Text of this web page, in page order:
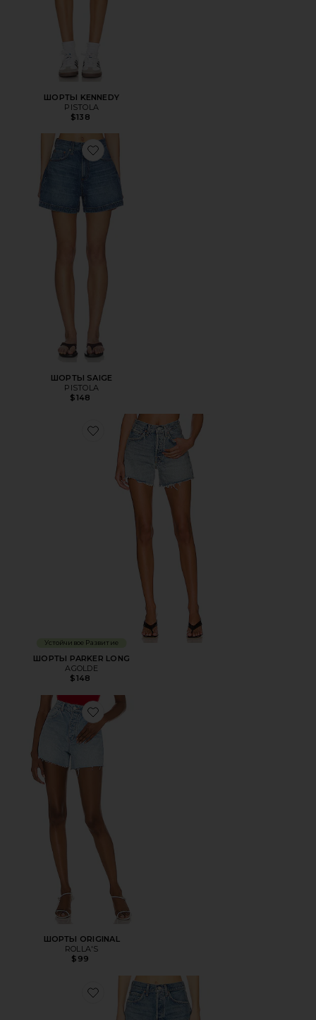
ШОРТЫ KENNEDY
PISTOLA
$138
Favorite ШОРТЫ SAIGE
ШОРТЫ SAIGE
PISTOLA
$148
Favorite ШОРТЫ PARKER LONG
Устойчивое Развитие
ШОРТЫ PARKER LONG
AGOLDE
$148
Favorite ШОРТЫ ORIGINAL
ШОРТЫ ORIGINAL
ROLLA'S
$99
Favorite ШОРТЫ PARKER